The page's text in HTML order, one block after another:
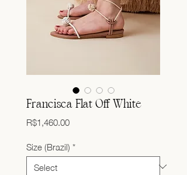
Francisca Flat Off White
R$1,460.00Price
Size (Brazil)*